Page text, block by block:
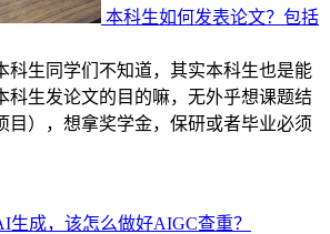
本科生如何发表论文？包括
科生同学们不知道，其实本科生也是能
科生发论文的目的嘛，无外乎想课题结
目），想拿奖学金，保研或者毕业必须
生成，该怎么做好AIGC查重？